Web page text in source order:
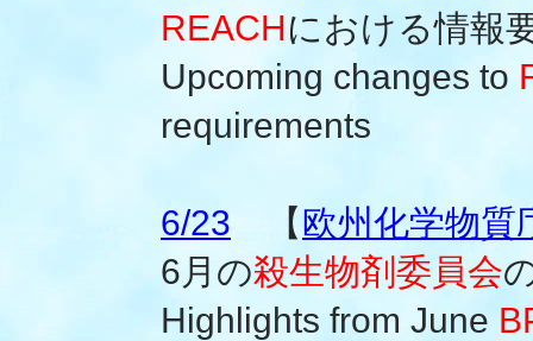
REACHにおける情報
Upcoming changes to
requirements
6/23 【欧州化学物質
6月の殺生物剤委員会
Highlights from June